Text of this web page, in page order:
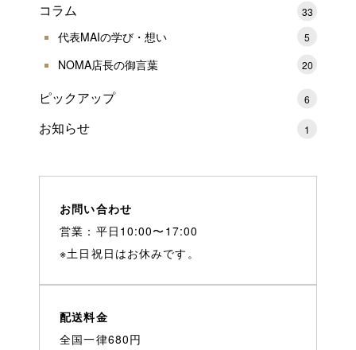
コラム 33
代表MAIの学び・想い 5
NOMA店長の御言葉 20
ピックアップ 6
お知らせ 1
お問い合わせ
営業：平日10:00〜17:00
※土日祝日はお休みです。
配送料金
全国一律680円